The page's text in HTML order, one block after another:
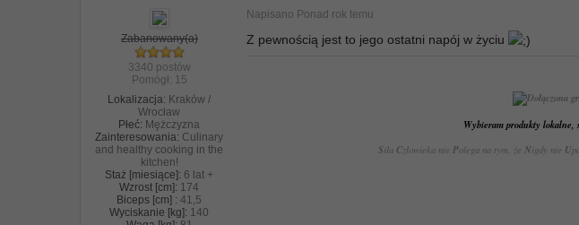
Zabanowany(a)
3340 postów
Pomógł: 15
Lokalizacja: Kraków /
Wrocław
Płeć: Mężczyzna
Zainteresowania: Culinary
and healthy cooking in the
kitchen!
Staż [miesiące]: 6 lat +
Wzrost [cm]: 174
Biceps [cm] : 41,5
Wyciskanie [kg]: 140
Napisano Ponad rok temu
Z pewnością jest to jego ostatni napój w życiu
Wybieram produkty lokalne,
Siła Człowieka nie Polega na tym, że Nigdy nie U